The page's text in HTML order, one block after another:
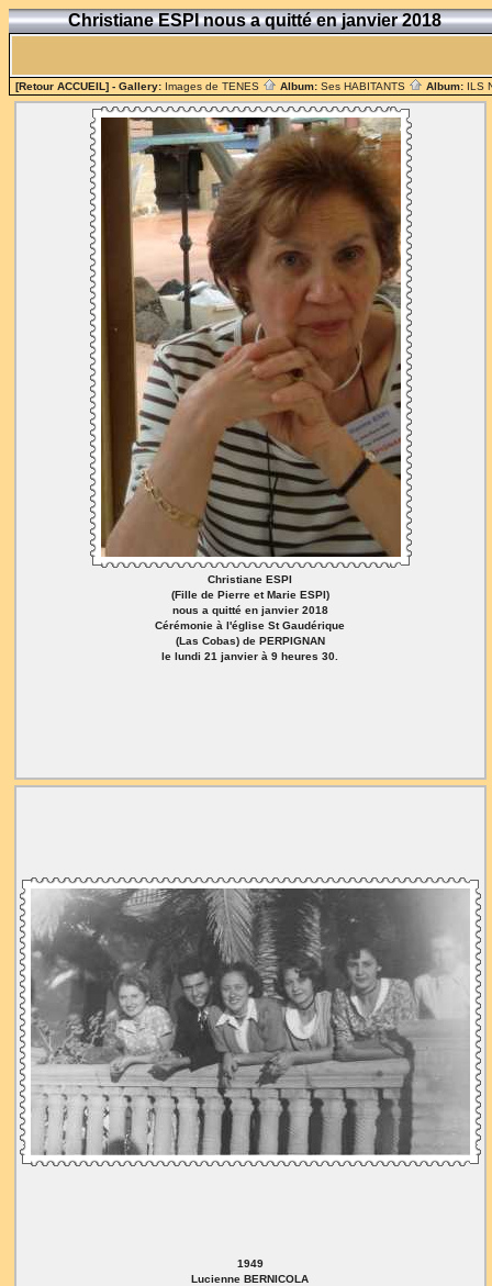
Christiane ESPI nous a quitté en janvier 2018
[Retour ACCUEIL] - Gallery: Images de TENES Album: Ses HABITANTS Album: ILS
Christiane ESPI
(Fille de Pierre et Marie ESPI)
nous a quitté en janvier 2018
Cérémonie à l'église St Gaudérique
(Las Cobas) de PERPIGNAN
le lundi 21 janvier à 9 heures 30.
1949
Lucienne BERNICOLA